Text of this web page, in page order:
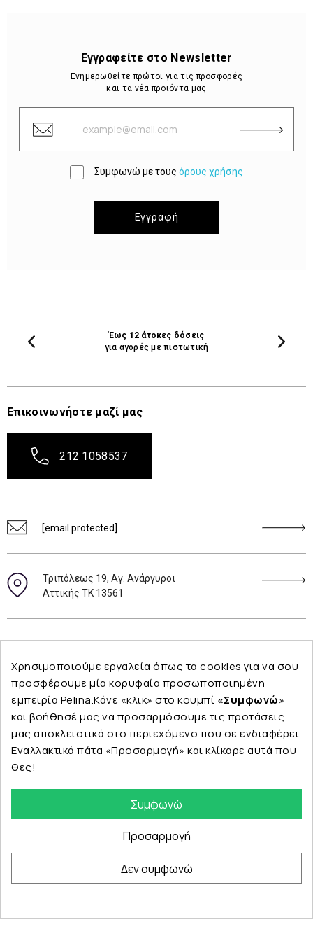
Εγγραφείτε στο Newsletter
Ενημερωθείτε πρώτοι για τις προσφορές
και τα νέα προϊόντα μας
Συμφωνώ με τους όρους χρήσης
Εγγραφή
Έως 12 άτοκες δόσεις
για αγορές με πιστωτική
Επικοινωνήστε μαζί μας
212 1058537
[email protected]
Τριπόλεως 19, Αγ. Ανάργυροι
Αττικής ΤΚ 13561
Εταιρεία
© Copyright 2024 PELINA. All rights reserved.
Χρησιμοποιούμε εργαλεία όπως τα cookies για να σου
προσφέρουμε μία κορυφαία προσωποποιημένη
εμπειρία Pelina.Κάνε «κλικ» στο κουμπί «Συμφωνώ»
και βοήθησέ μας να προσαρμόσουμε τις προτάσεις
μας αποκλειστικά στο περιεχόμενο που σε ενδιαφέρει.
Εναλλακτικά πάτα «Προσαρμογή» και κλίκαρε αυτά που
θες!
Συμφωνώ
Δεν συμφωνώ
Προσαρμογή